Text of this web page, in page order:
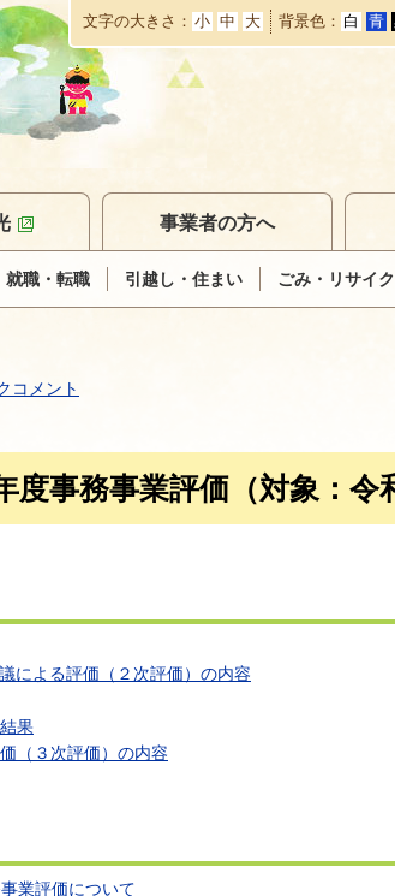
本
文
へ
移
動
文字の大きさ 小 中 大 背景色 白 青
就職・転職 引越し・住まい ごみ・リサイ
事業者の方へ
コメント
度事務事業評価（対象：令
による評価（２次評価）の内容
果
（３次評価）の内容
業評価について